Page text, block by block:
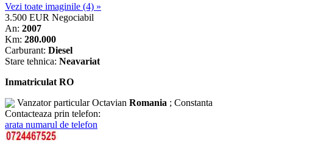
Vezi toate imaginile (4) »
3.500 EUR Negociabil
An: 2007
Km: 280.000
Carburant: Diesel
Stare tehnica: Neavariat
Inmatriculat RO
Vanzator particularOctavian Romania ; Constanta
Contacteaza prin telefon:
arata numarul de telefon